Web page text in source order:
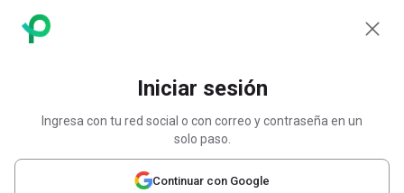
Iniciar sesión
Ingresa con tu red social o con correo y contraseña en un
solo paso.
Continuar con Google